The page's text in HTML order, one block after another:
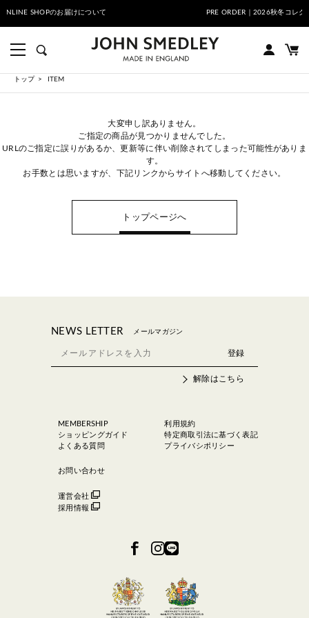
響によるONLINE SHOPのお届けについて PRE ORDER｜
トップ ITEM
大変申し訳ありません。
ご指定の商品が見つかりませんでした。
URLのご指定に誤りがあるか、更新等に伴い削除されてしまった可能性がありま
す。
お手数とは思いますが、下記リンクからサイトへ移動してください。
トップページへ
NEWS LETTER メールマガジン
解除はこちら
MEMBERSHIP
ショッピングガイド
よくある質問
お問い合わせ
運営会社
採用情報
利用規約
特定商取引法に基づく表記
プライバシポリシー